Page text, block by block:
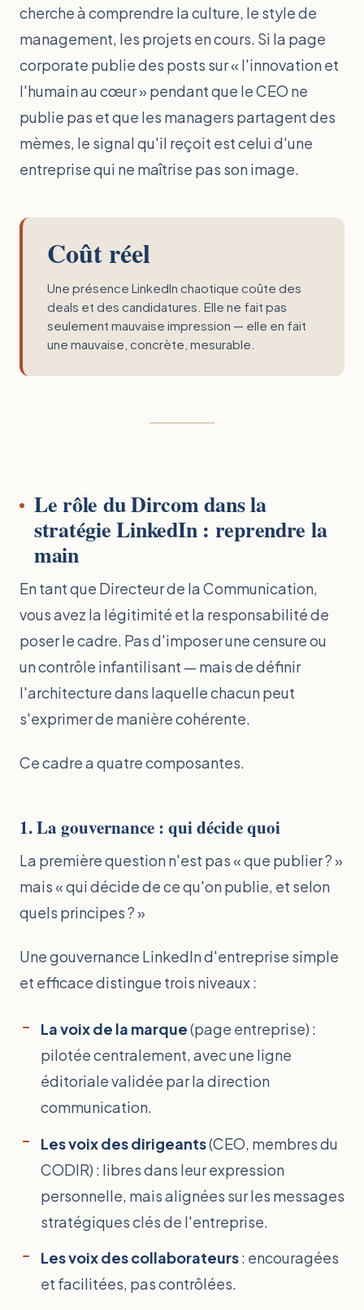
cherche à comprendre la culture, le style de
management, les projets en cours. Si la page
corporate publie des posts sur « l'innovation et
l'humain au cœur » pendant que le CEO ne
publie pas et que les managers partagent des
mèmes, le signal qu'il reçoit est celui d'une
entreprise qui ne maîtrise pas son image.
Coût réel
Une présence LinkedIn chaotique coûte des
deals et des candidatures. Elle ne fait pas
seulement mauvaise impression — elle en fait
une mauvaise, concrète, mesurable.
Le rôle du Dircom dans la
stratégie LinkedIn : reprendre la
main
En tant que Directeur de la Communication,
vous avez la légitimité et la responsabilité de
poser le cadre. Pas d'imposer une censure ou
un contrôle infantilisant — mais de définir
l'architecture dans laquelle chacun peut
s'exprimer de manière cohérente.
Ce cadre a quatre composantes.
1. La gouvernance : qui décide quoi
La première question n'est pas « que publier ? »
mais « qui décide de ce qu'on publie, et selon
quels principes ? »
Une gouvernance LinkedIn d'entreprise simple
et efficace distingue trois niveaux :
La voix de la marque(page entreprise) :
pilotée centralement, avec une ligne
éditoriale validée par la direction
communication.
Les voix des dirigeants(CEO, membres du
CODIR) : libres dans leur expression
personnelle, mais alignées sur les messages
stratégiques clés de l'entreprise.
Les voix des collaborateurs: encouragées
et facilitées, pas contrôlées.